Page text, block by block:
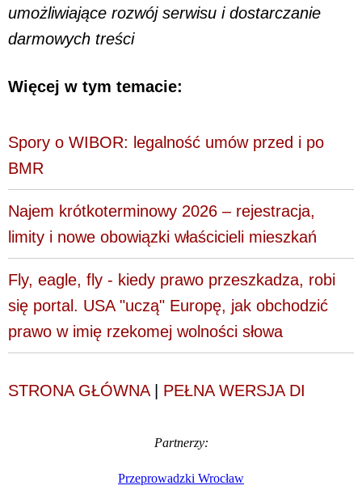
umożliwiające rozwój serwisu i dostarczanie
darmowych treści
Więcej w tym temacie:
Spory o WIBOR: legalność umów przed i po
BMR
Najem krótkoterminowy 2026 – rejestracja,
limity i nowe obowiązki właścicieli mieszkań
Fly, eagle, fly - kiedy prawo przeszkadza, robi
się portal. USA "uczą" Europę, jak obchodzić
prawo w imię rzekomej wolności słowa
STRONA GŁÓWNA| PEŁNA WERSJA DI
Partnerzy:
Przeprowadzki Wrocław